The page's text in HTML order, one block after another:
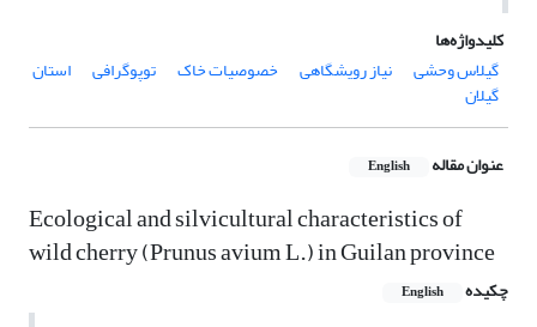
کلیدواژه‌ها
گیلاس ‌وحشی
نیاز رویشگاهی خصوصیات خاک توپوگرافی استان
گیلان
عنوان مقاله English
Ecological and silvicultural characteristics of
wild cherry (Prunus avium L.) in Guilan province
چکیده English